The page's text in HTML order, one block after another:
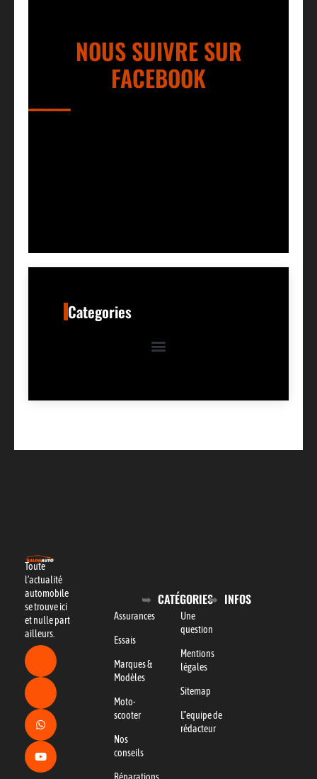
NOUS SUIVRE SUR
FACEBOOK
Categories
Toute
l’actualité
automobile
se trouve ici
et nulle part
ailleurs.
CATÉGORIES
Assurances
Essais
Marques &
Modèles
Moto-
scooter
Nos
conseils
INFOS
Une
question
Mentions
légales
Sitemap
L"equipe de
rédacteur